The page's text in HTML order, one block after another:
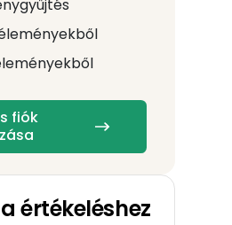
fiók
értékeléshez